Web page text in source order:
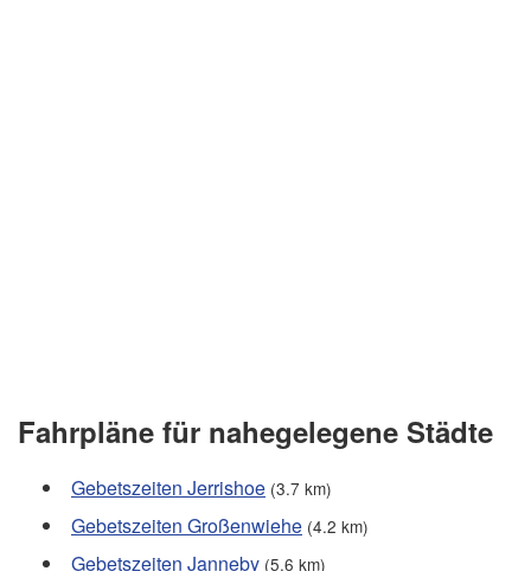
Fahrpläne für nahegelegene Städte
Gebetszeiten Jerrishoe (3.7 km)
Gebetszeiten Großenwiehe (4.2 km)
Gebetszeiten Janneby (5.6 km)